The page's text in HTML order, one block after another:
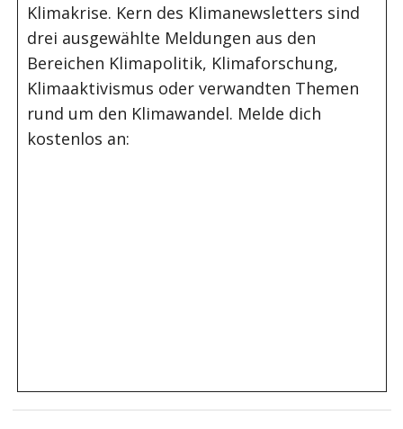
Klimakrise. Kern des Klimanewsletters sind
drei ausgewählte Meldungen aus den
Bereichen Klimapolitik, Klimaforschung,
Klimaaktivismus oder verwandten Themen
rund um den Klimawandel. Melde dich
kostenlos an: